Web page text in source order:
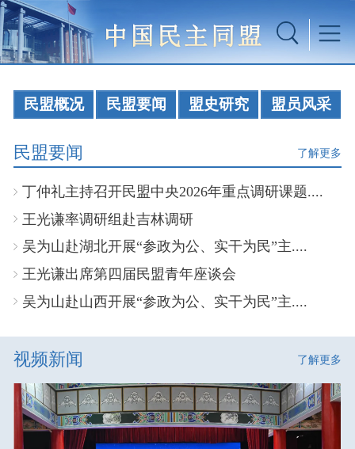
民盟概况 民盟要闻 盟史研究 盟员风采
民盟要闻 了解更多
丁仲礼主持召开民盟中央2026年重点调研课题....
王光谦率调研组赴吉林调研
吴为山赴湖北开展“参政为公、实干为民”主....
王光谦出席第四届民盟青年座谈会
吴为山赴山西开展“参政为公、实干为民”主....
视频新闻 了解更多